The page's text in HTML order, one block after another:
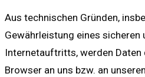
Aus technischen Gründen,
Gewährleistung eines sicheren
Internetauftritts, werden Daten
Browser an uns bzw. an